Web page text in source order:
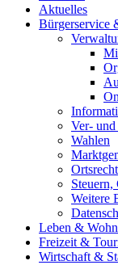
Aktuelles
Bürgerservice
Ver-
Wahlen
Ortsrecht
Steuern,
Weitere
Leben &
Freizeit &
Wirtschaft &